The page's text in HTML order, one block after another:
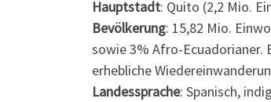
Hauptstadt: Quito (2,2 Mio.
Bevölkerung: 15,82 Mio.
sowie 3% Afro-Ecuadorianer.
erhebliche
Landessprache: Spanisch,